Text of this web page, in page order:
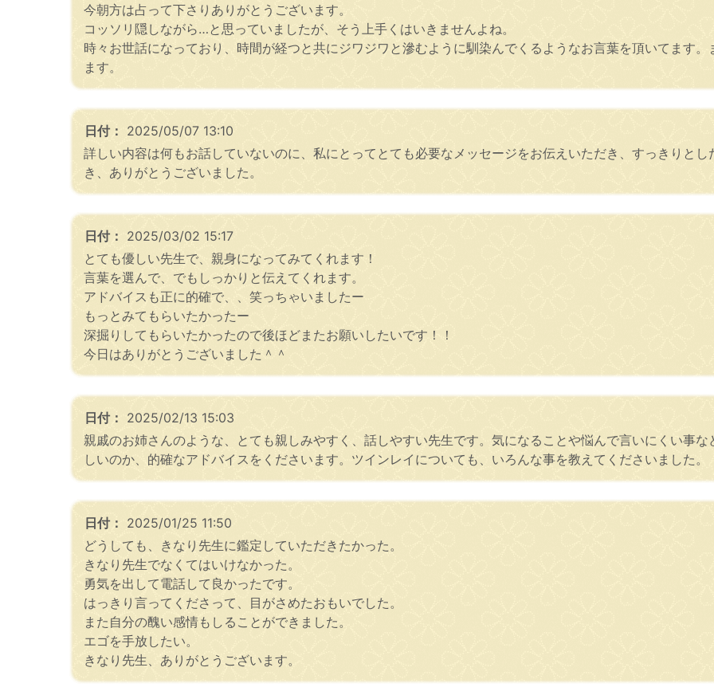
今朝方は占って下さりありがとうございます。
コッソリ隠しながら…と思っていましたが、そう上手くはいきませんよね。
時々お世話になっており、時間が経つと共にジワジワと滲むように馴染んでくるようなお言葉を頂いてます
ます。
日付： 2025/05/07 13:10
詳しい内容は何もお話していないのに、私にとってとても必要なメッセージをお伝えいただき、すっきりと
き、ありがとうございました。
日付： 2025/03/02 15:17
とても優しい先生で、親身になってみてくれます！
言葉を選んで、でもしっかりと伝えてくれます。
アドバイスも正に的確で、、笑っちゃいましたー
もっとみてもらいたかったー
深掘りしてもらいたかったので後ほどまたお願いしたいです！！
今日はありがとうございました＾＾
日付： 2025/02/13 15:03
親戚のお姉さんのような、とても親しみやすく、話しやすい先生です。気になることや悩んで言いにくい事
しいのか、的確なアドバイスをくださいます。ツインレイについても、いろんな事を教えてくださいました。
日付： 2025/01/25 11:50
どうしても、きなり先生に鑑定していただきたかった。
きなり先生でなくてはいけなかった。
勇気を出して電話して良かったです。
はっきり言ってくださって、目がさめたおもいでした。
また自分の醜い感情もしることができました。
エゴを手放したい。
きなり先生、ありがとうございます。